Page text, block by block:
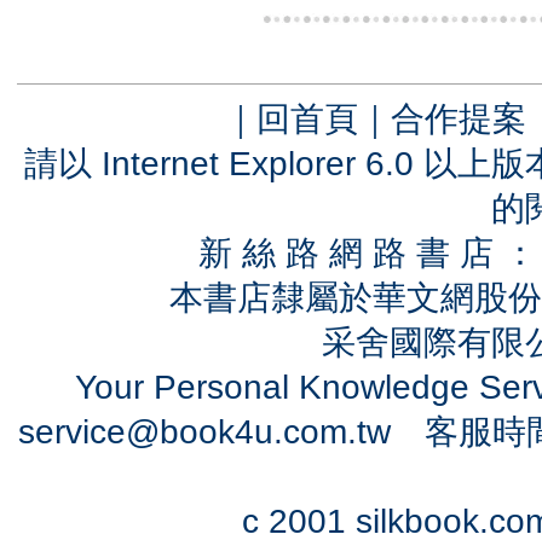
｜ 回首頁 ｜ 合作提案
請以 Internet Explorer 6.0 以上
的
新 絲 路 網 路 書 店
本書店隸屬於華文網股
采舍國際有
Your Personal Knowledge
service@book4u.com.tw客服時
c 2001